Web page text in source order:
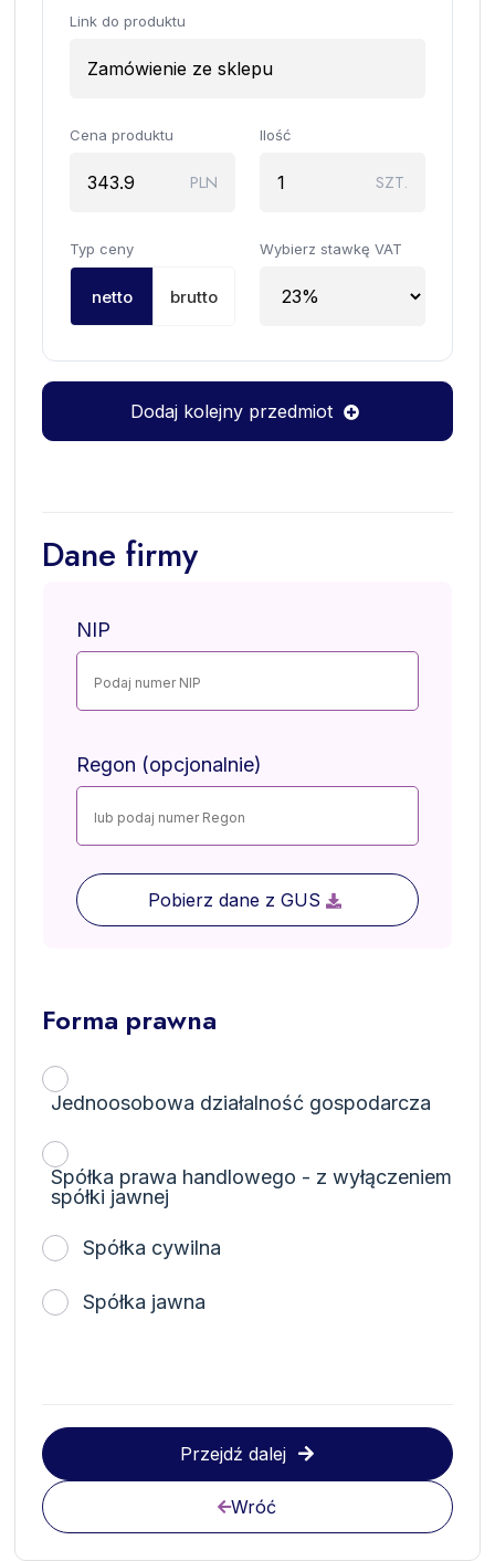
Link do produktu
Cena produktu
PLN
Ilość
SZT.
Typ ceny
netto brutto
Wybierz stawkę VAT
Dodaj kolejny przedmiot
Dane firmy
NIP
Regon (opcjonalnie)
Pobierz dane z GUS
Forma prawna
Jednoosobowa działalność gospodarcza
Spółka prawa handlowego - z wyłączeniem
spółki jawnej
Spółka cywilna
Spółka jawna
Wróć
Przejdź dalej